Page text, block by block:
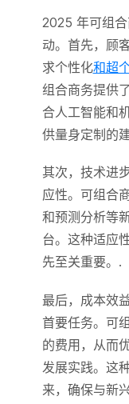
2025 年可组
动。首先，顾
求个性化和超
组合商务提供
合人工智能和
供量身定制的
其次，技术进
应性。可组合
和预测分析等
台。这种适应
先至关重要。.
最后，成本效
首要任务。可
的费用，从而
发展实践。这
来，确保与新